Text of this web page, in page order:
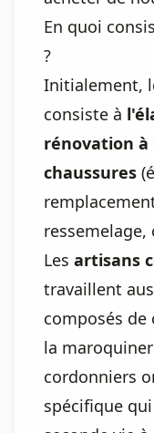
En quoi
?
Initialement,
consiste à
rénovation à
chaussures
Les artisans
travaillent
composés de
la
cordonniers
spécifique